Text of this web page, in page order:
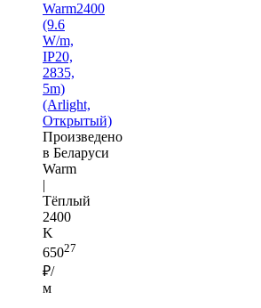
Warm2400
(9.6
W/m,
IP20,
2835,
5m)
(Arlight,
Открытый)
Произведено
в Беларуси
Warm
|
Тёплый
2400
K
65027
₽/
м